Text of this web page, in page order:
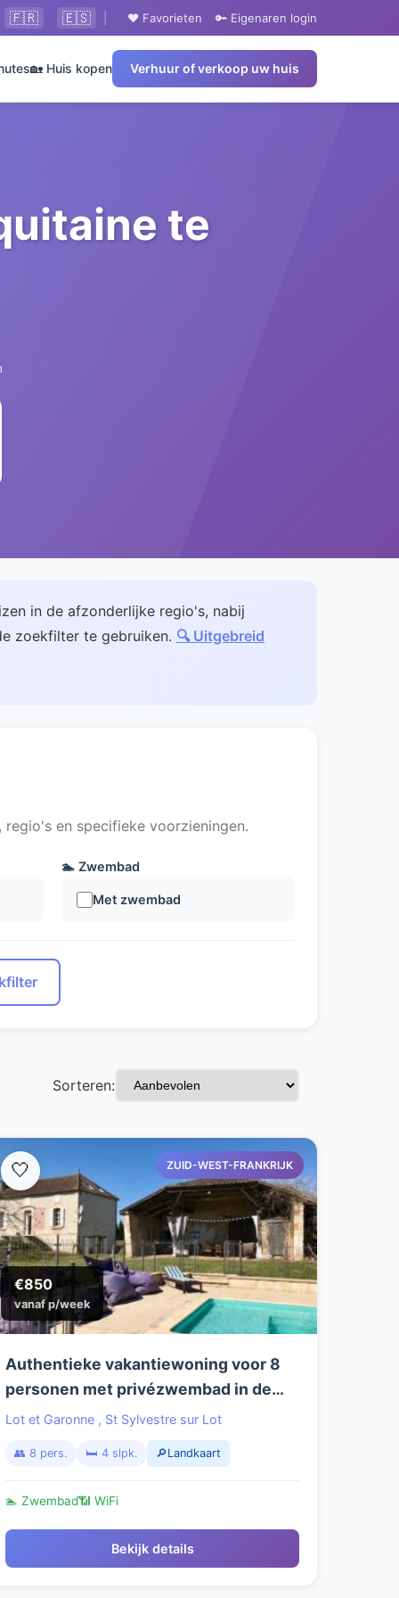
🇫🇷 🇪🇸 ❤️ Favorieten 🔑 Eigenaren login
🏡 Huis kopen Verhuur of verkoop uw huis
te
in de afzonderlijke regio's, nabij
zoekfilter te gebruiken. 🔍 Uitgebreid
en specifieke voorzieningen.
🏊 Zwembad
Met zwembad
Sorteren:
ZUID-WEST-FRANKRIJK
€850
vanaf p/week
🤍
Authentieke vakantiewoning voor 8
personen met privézwembad in de
Lot-et-Garonne
Lot et Garonne , St Sylvestre sur Lot
👥 8 pers. 🛏️ 4 slpk. 🔎Landkaart
🏊 Zwembad📶 WiFi
Bekijk details